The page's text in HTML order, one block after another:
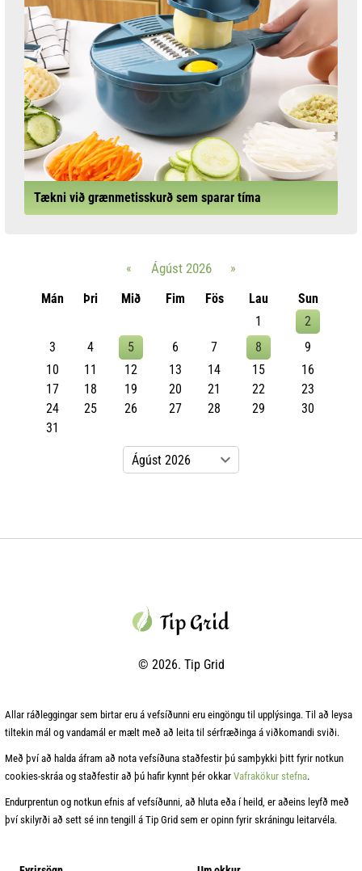
Tækni við grænmetisskurð sem sparar tíma
« Ágúst 2026
»
Mán
Þri Mið Fim Fös Lau
Sun
1
2
3
4 5 6 7 8
9
10
11 12 13 14 15
16
17
18 19 20 21 22
23
24
25 26 27 28 29
30
31
© 2026. Tip Grid
Allar ráðleggingar sem birtar eru á vefsíðunni eru eingöngu til upplýsinga. Til að leysa
tiltekin mál og vandamál er mælt með að leita til sérfræðinga á viðkomandi sviði.
Með því að halda áfram að nota vefsíðuna staðfestir þú samþykki þitt fyrir notkun
cookies‑skráa og staðfestir að þú hafir kynnt þér okkar Vafrakökur stefna.
Endurprentun og notkun efnis af vefsíðunni, að hluta eða í heild, er aðeins leyfð með
því skilyrði að sett sé inn tengill á Tip Grid sem er opinn fyrir skráningu leitarvéla.